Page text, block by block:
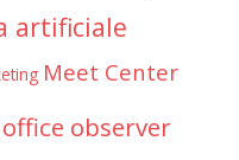
artificiale
Meet Center
office observer